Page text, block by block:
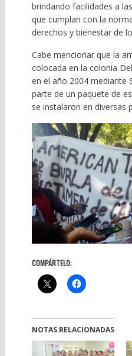
brindando facilidades a
que cumplan con la
derechos y bienestar de
Cabe mencionar que la
colocada en la colonia
en el año 2004 mediante
parte de un paquete de
se instalaron en diversas
COMPÁRTELO:
NOTAS RELACIONADAS